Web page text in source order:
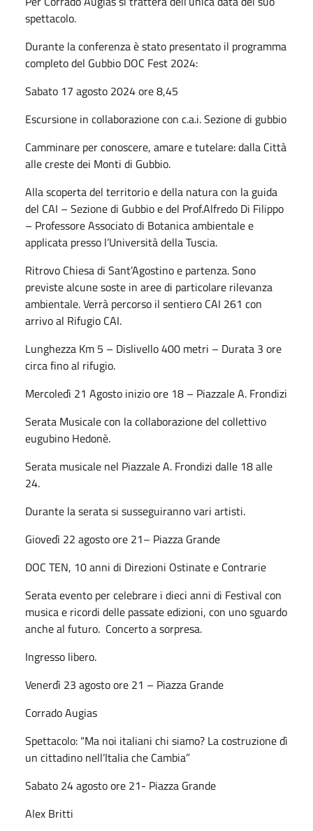
spettacolo.
Durante la conferenza è stato presentato il programma
completo del Gubbio DOC Fest 2024:
Sabato 17 agosto 2024 ore 8,45
Escursione in collaborazione con c.a.i. Sezione di gubbio
Camminare per conoscere, amare e tutelare: dalla Città
alle creste dei Monti di Gubbio.
Alla scoperta del territorio e della natura con la guida
del CAI – Sezione di Gubbio e del Prof.Alfredo Di Filippo
– Professore Associato di Botanica ambientale e
applicata presso l’Università della Tuscia.
Ritrovo Chiesa di Sant’Agostino e partenza. Sono
previste alcune soste in aree di particolare rilevanza
ambientale. Verrà percorso il sentiero CAI 261 con
arrivo al Rifugio CAI.
Lunghezza Km 5 – Dislivello 400 metri – Durata 3 ore
circa fino al rifugio.
Mercoledì 21 Agosto inizio ore 18 – Piazzale A. Frondizi
Serata Musicale con la collaborazione del collettivo
eugubino Hedonè.
Serata musicale nel Piazzale A. Frondizi dalle 18 alle
24.
Durante la serata si susseguiranno vari artisti.
Giovedì 22 agosto ore 21– Piazza Grande
DOC TEN, 10 anni di Direzioni Ostinate e Contrarie
Serata evento per celebrare i dieci anni di Festival con
musica e ricordi delle passate edizioni, con uno sguardo
anche al futuro. Concerto a sorpresa.
Ingresso libero.
Venerdì 23 agosto ore 21 – Piazza Grande
Corrado Augias
Spettacolo: “Ma noi italiani chi siamo? La costruzione dì
un cittadino nell’Italia che Cambia”
Sabato 24 agosto ore 21- Piazza Grande
Alex Britti